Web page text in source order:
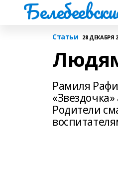
Статьи 28 ДЕКАБРЯ
Рамиля
Родители